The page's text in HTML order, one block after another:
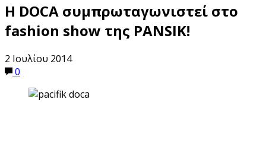
Η DOCA συμπρωταγωνιστεί στο
fashion show της PANSIK!
2 Ιουλίου 2014
0